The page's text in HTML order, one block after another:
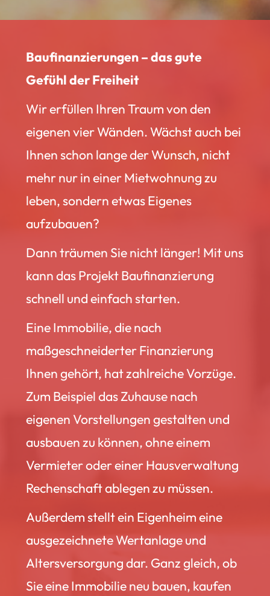
Baufinanzierungen – das gute
Gefühl der Freiheit
Wir erfüllen Ihren Traum von den
eigenen vier Wänden. Wächst auch bei
Ihnen schon lange der Wunsch, nicht
mehr nur in einer Mietwohnung zu
leben, sondern etwas Eigenes
aufzubauen?
Dann träumen Sie nicht länger! Mit uns
kann das Projekt Baufinanzierung
schnell und einfach starten.
Eine Immobilie, die nach
maßgeschneiderter Finanzierung
Ihnen gehört, hat zahlreiche Vorzüge.
Zum Beispiel das Zuhause nach
eigenen Vorstellungen gestalten und
ausbauen zu können, ohne einem
Vermieter oder einer Hausverwaltung
Rechenschaft ablegen zu müssen.
Außerdem stellt ein Eigenheim eine
ausgezeichnete Wertanlage und
Altersversorgung dar. Ganz gleich, ob
Sie eine Immobilie neu bauen, kaufen